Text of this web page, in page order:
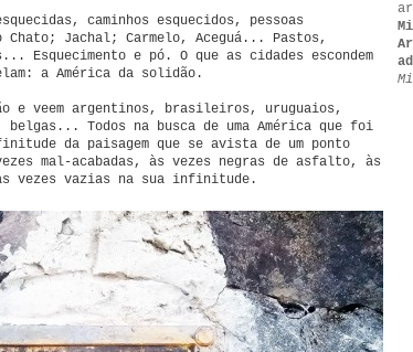
caminhos esquecidos, pessoas
Chato; Jachal; Carmelo, Aceguá... Pastos,
Esquecimento e pó. O que as cidades escondem
a América da solidão.
e veem argentinos, brasileiros, uruguaios,
Todos na busca de uma América que foi
da paisagem que se avista de um ponto
mal-acabadas, às vezes negras de asfalto, às
vezes vazias na sua infinitude.